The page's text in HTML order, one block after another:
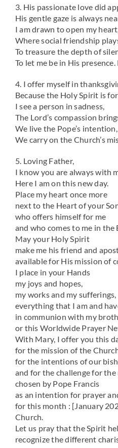
3. His passionate love did
His gentle gaze is always
I am drawn to open my
Where social friendship
To treasure the depth of
To let me be in His presence.
4. I offer myself in
Because the Holy Spirit is
I see a person in sadness,
The Lord’s compassion
We live the Pope’s intention,
We carry on the Church’s
5. Loving Father,
I know you are always with
Here I am on this new day.
Place my heart once more
next to the Heart of your
who offers himself for me
and who comes to me in the
May your Holy Spirit
make me his friend and
available for His mission of
I place in your Hands
my joys and hopes,
my works and my sufferings,
everything that I am and
in communion with my
or this Worldwide Prayer
With Mary, I offer you this
for the mission of the
for the intentions of our
and for the challenge for
chosen by Pope Francis
as an intention for prayer
for this month : [January
Church.
Let us pray that the Spirit
recognize the different